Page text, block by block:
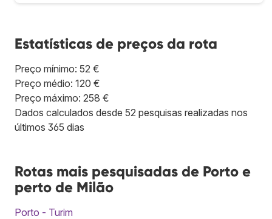
Estatísticas de preços da rota
Preço mínimo: 52 €
Preço médio: 120 €
Preço máximo: 258 €
Dados calculados desde 52 pesquisas realizadas nos
últimos 365 dias
Rotas mais pesquisadas de Porto e
perto de Milão
Porto - Turim